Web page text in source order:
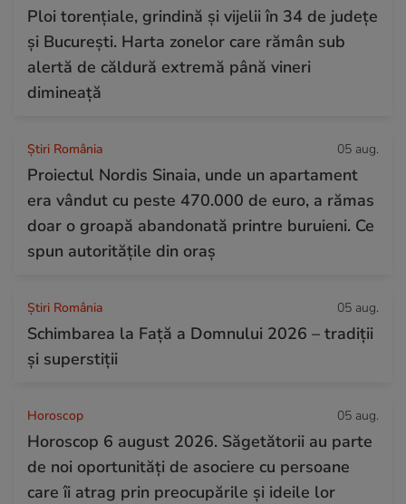
Ploi torențiale, grindină și vijelii în 34 de județe
și București. Harta zonelor care rămân sub
alertă de căldură extremă până vineri
dimineață
Știri România 05 aug.
Proiectul Nordis Sinaia, unde un apartament
era vândut cu peste 470.000 de euro, a rămas
doar o groapă abandonată printre buruieni. Ce
spun autoritățile din oraș
Știri România 05 aug.
Schimbarea la Față a Domnului 2026 – tradiții
și superstiții
Horoscop 05 aug.
Horoscop 6 august 2026. Săgetătorii au parte
de noi oportunități de asociere cu persoane
care îi atrag prin preocupările și ideile lor